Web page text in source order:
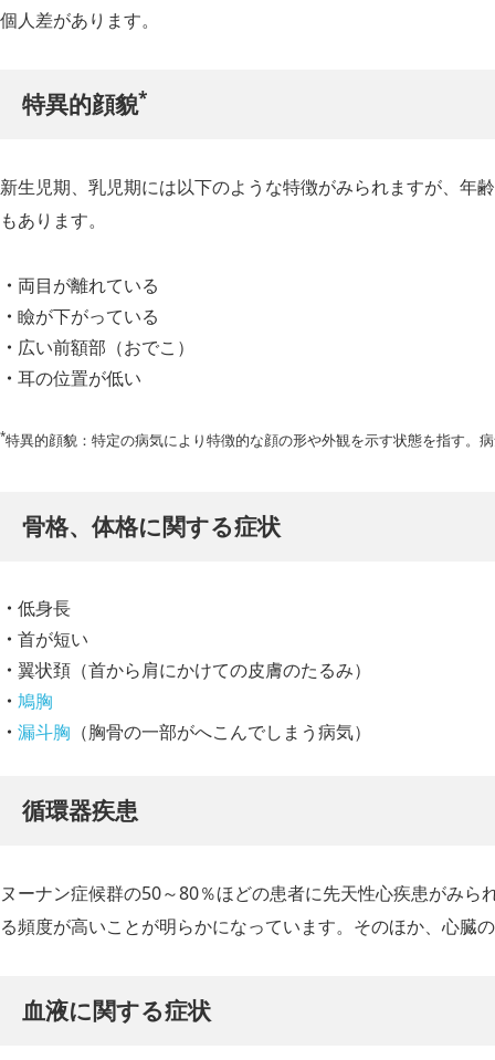
個人差があります。
特異的顔貌*
新生児期、乳児期には以下のような特徴がみられますが、年
もあります。
両目が離れている
瞼が下がっている
広い前額部（おでこ）
耳の位置が低い
*特異的顔貌：特定の病気により特徴的な顔の形や外観を示す状態を指す。
骨格、体格に関する症状
低身長
首が短い
翼状頚（首から肩にかけての皮膚のたるみ）
鳩胸
漏斗胸 （胸骨の一部がへこんでしまう病気）
循環器疾患
ヌーナン症候群の50～80％ほどの患者に先天性心疾患がみら
る頻度が高いことが明らかになっています。そのほか、心臓
血液に関する症状